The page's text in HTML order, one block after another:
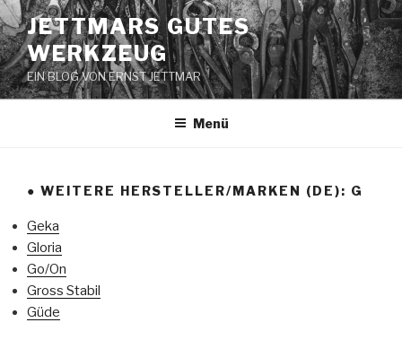
Zum
Inhalt
springen
JETTMARS GUTES
WERKZEUG
EIN BLOG VON ERNST JETTMAR
Menü
● WEITERE HERSTELLER/MARKEN (DE): G
Geka
Gloria
Go/On
Gross Stabil
Güde